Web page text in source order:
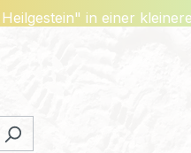
in einer kleineren